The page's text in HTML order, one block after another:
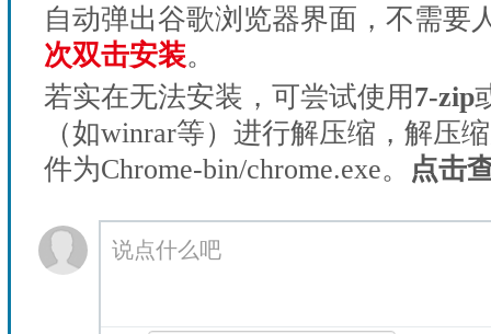
自动弹出谷歌浏览器界面，不需要
次双击安装。
若实在无法安装，可尝试使用7-zip
（如winrar等）进行解压缩，解压
件为Chrome-bin/chrome.exe。
点击
说点什么吧